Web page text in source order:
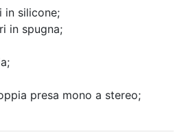
in silicone;
in spugna;
presa mono a stereo;